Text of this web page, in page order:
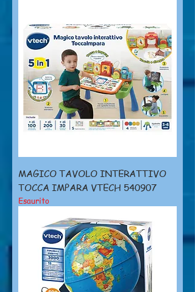
MAGICO TAVOLO INTERATTIVO
TOCCA IMPARA VTECH 540907
Esaurito